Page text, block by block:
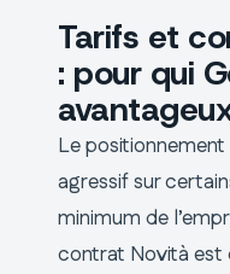
Tarifs et
: pour qui
Le
agressif sur
minimum de
contrat Novità est